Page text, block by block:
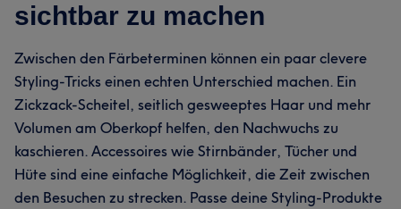
sichtbar zu machen
Zwischen den Färbeterminen können ein paar clevere
Styling-Tricks einen echten Unterschied machen. Ein
Zickzack-Scheitel, seitlich gesweeptes Haar und mehr
Volumen am Oberkopf helfen, den Nachwuchs zu
kaschieren. Accessoires wie Stirnbänder, Tücher und
Hüte sind eine einfache Möglichkeit, die Zeit zwischen
den Besuchen zu strecken. Passe deine Styling-Produkte